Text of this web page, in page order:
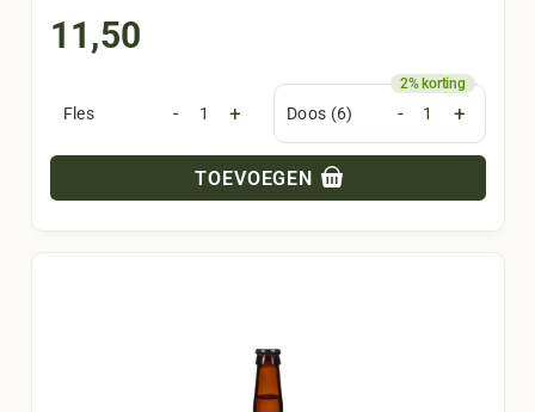
11,50
Fles - + Doos (6) - +
TOEVOEGEN